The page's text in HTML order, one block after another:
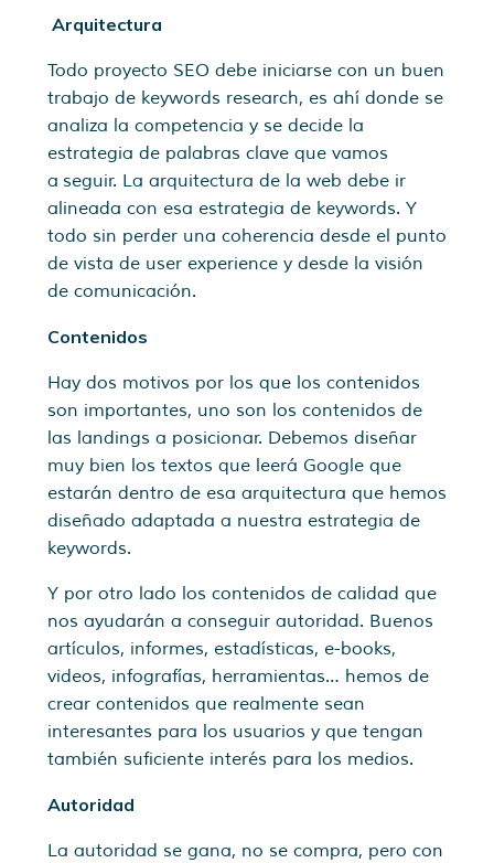
Arquitectura
Todo proyecto SEO debe iniciarse con un buen
trabajo de keywords research, es ahí donde se
analiza la competencia y se decide la
estrategia de palabras clave que vamos
a seguir. La arquitectura de la web debe ir
alineada con esa estrategia de keywords. Y
todo sin perder una coherencia desde el punto
de vista de user experience y desde la visión
de comunicación.
Contenidos
Hay dos motivos por los que los contenidos
son importantes, uno son los contenidos de
las landings a posicionar. Debemos diseñar
muy bien los textos que leerá Google que
estarán dentro de esa arquitectura que hemos
diseñado adaptada a nuestra estrategia de
keywords.
Y por otro lado los contenidos de calidad que
nos ayudarán a conseguir autoridad. Buenos
artículos, informes, estadísticas, e-books,
videos, infografías, herramientas… hemos de
crear contenidos que realmente sean
interesantes para los usuarios y que tengan
también suficiente interés para los medios.
Autoridad
La autoridad se gana, no se compra, pero con